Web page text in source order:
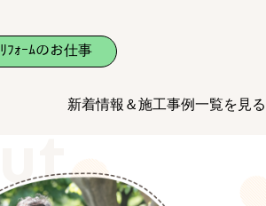
ﾘﾌｫｰﾑのお仕事
新着情報＆施工事例一覧を見る